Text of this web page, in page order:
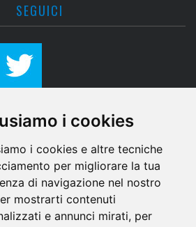
i cookies
i cookies e altre tecniche
per migliorare la tua
di navigazione nel nostro
mostrarti contenuti
e annunci mirati, per
SEGUICI
CONTATTACI